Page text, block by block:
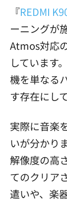
『REDMI
ーニングが
Atmos対応
しています
機を単なる
す存在にし
実際に音楽
いが分かり
解像度の高
てのクリア
遣いや、楽